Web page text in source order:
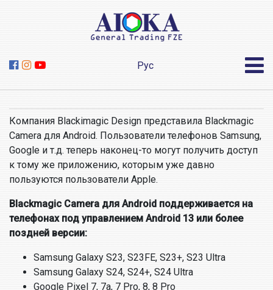
Рус
Компания Blackimagic Design представила Blackmagic
Camera для Android. Пользователи телефонов Samsung,
Google и т.д. теперь наконец-то могут получить доступ
к тому же приложению, которым уже давно
пользуются пользователи Apple.
Blackmagic Camera для Android поддерживается на
телефонах под управлением Android 13 или более
поздней версии:
Samsung Galaxy S23, S23FE, S23+, S23 Ultra
Samsung Galaxy S24, S24+, S24 Ultra
Google Pixel 7, 7a, 7 Pro, 8, 8 Pro